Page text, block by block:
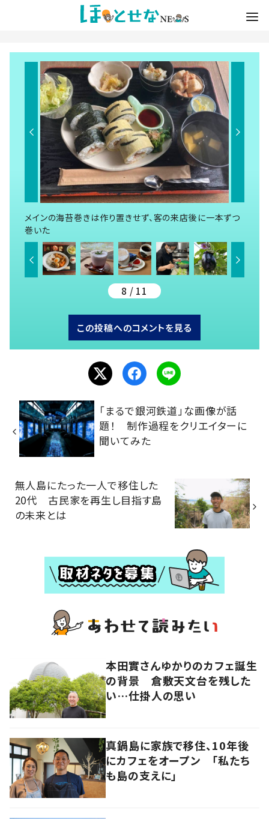
メインの海苔巻きは作り置きせず、客の来店後に一本ずつ
巻いた
8 / 11
この投稿へのコメントを見る
「まるで銀河鉄道」な画像が話
題！ 制作過程をクリエイターに
聞いてみた
無人島にたった一人で移住した
20代 古民家を再生し目指す島
の未来とは
本田實さんゆかりのカフェ誕生
の背景 倉敷天文台を残した
い…仕掛人の思い
真鍋島に家族で移住、10年後
にカフェをオープン 「私たち
も島の支えに」